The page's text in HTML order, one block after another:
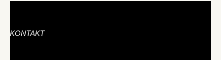
KONTAKT